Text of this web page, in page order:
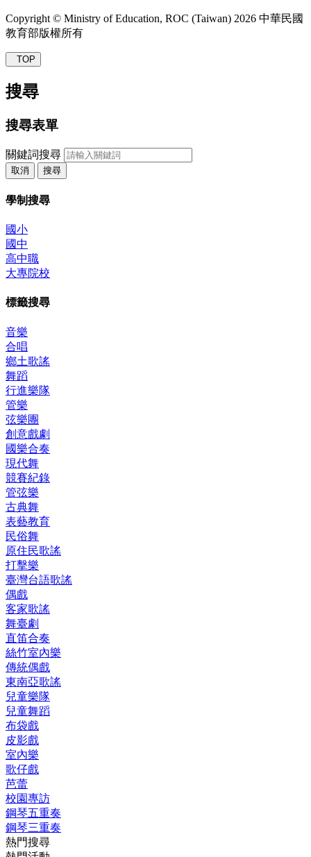
Copyright © Ministry of Education, ROC (Taiwan) 2026 中華民國
教育部版權所有
TOP
搜尋
搜尋表單
關鍵詞搜尋
取消 搜尋
學制搜尋
國小
國中
高中職
大專院校
標籤搜尋
音樂
合唱
鄉土歌謠
舞蹈
行進樂隊
管樂
弦樂團
創意戲劇
國樂合奏
現代舞
競賽紀錄
管弦樂
古典舞
表藝教育
民俗舞
原住民歌謠
打擊樂
臺灣台語歌謠
偶戲
客家歌謠
舞臺劇
直笛合奏
絲竹室內樂
傳統偶戲
東南亞歌謠
兒童樂隊
兒童舞蹈
布袋戲
皮影戲
室內樂
歌仔戲
芭蕾
校園專訪
鋼琴五重奏
鋼琴三重奏
熱門搜尋